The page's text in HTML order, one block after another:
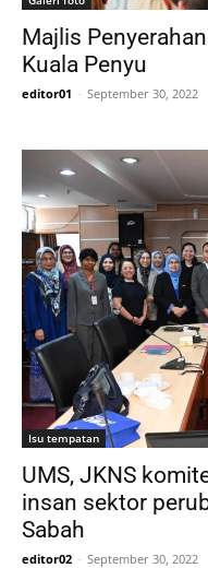
Majlis
Kuala Penyu
editor01 - September 30, 2022
Isu tempatan
UMS, JKNS
insan sektor
Sabah
editor02 - September 30, 2022